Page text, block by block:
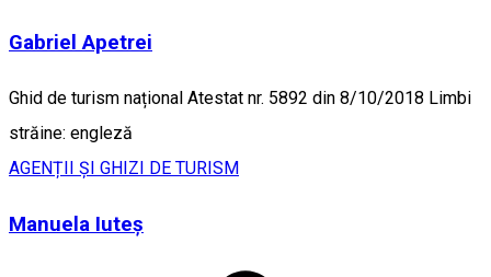
Gabriel Apetrei
Ghid de turism național Atestat nr. 5892 din 8/10/2018 Limbi
străine: engleză
AGENȚII ȘI GHIZI DE TURISM
Manuela Iuteș